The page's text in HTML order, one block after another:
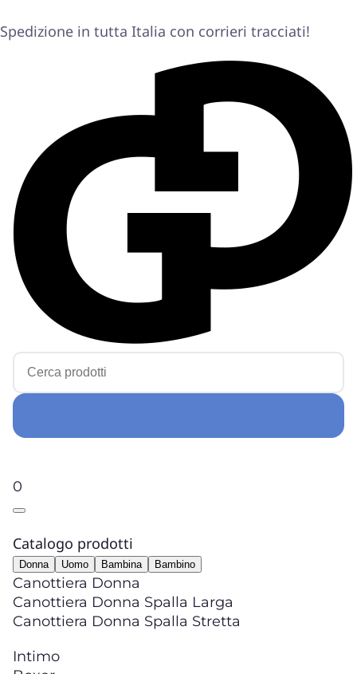
Spedizione in tutta Italia con corrieri tracciati!
0
Catalogo prodotti
Donna Uomo Bambina Bambino
Canottiera Donna
Canottiera Donna Spalla Larga
Canottiera Donna Spalla Stretta
Intimo